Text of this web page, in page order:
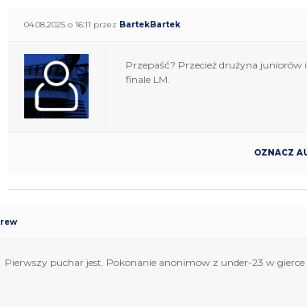
04.08.2025 o 16:11 przez BartekBartek
Przepaść? Przecież drużyna juniorów
finale LM.
OZNACZ
rew
Pierwszy puchar jest. Pokonanie anonimow z under-23 w gierce